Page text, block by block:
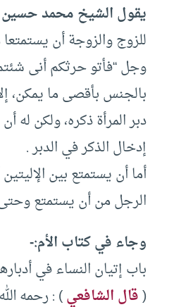
يقول الشيخ محمد
للزوج والزوجة أن
وجل “فأتو حرثكم أنى
بالجنس بأقصى ما يمكن،
دبر المرأة ذكره، ولكن له
إدخال الذكر في الدبر .
أما أن يستمتع بين
الرجل من أن يستمتع
وجاء في كتاب الأم:-
باب إتيان النساء في
(قال الشافعي) : رحمه